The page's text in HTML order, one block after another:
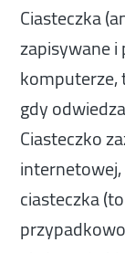
Ciasteczka
zapisywane
komputerze,
gdy
Ciasteczko
internetowej,
ciasteczka